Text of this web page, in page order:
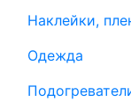
Наклейки,
Одежда